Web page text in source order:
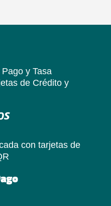
y Tasa
de Crédito y
con tarjetas de